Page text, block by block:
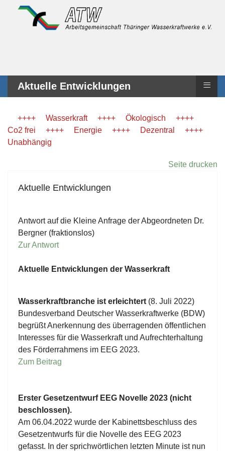
Aktuelle Entwicklungen ≡
++++ Wasserkraft ++++ Ökologisch ++++
Co2 frei ++++ Energie ++++ Dezentral ++++
Unabhängig
Seite drucken
Aktuelle Entwicklungen
Antwort auf die Kleine Anfrage der Abgeordneten Dr.
Bergner (fraktionslos)
Zur Antwort
Aktuelle Entwicklungen der Wasserkraft
Wasserkraftbranche ist erleichtert (8. Juli 2022)
Bundesverband Deutscher Wasserkraftwerke (BDW)
begrüßt Anerkennung des überragenden öffentlichen
Interesses für die Wasserkraft und Aufrechterhaltung
des Förderrahmens im EEG 2023.
Zum Beitrag
Erster Gesetzentwurf EEG Novelle 2023 (nicht
beschlossen).
Am 06.04.2022 wurde der Kabinettsbeschluss des
Gesetzentwurfs für die Novelle des EEG 2023
gefasst. In der sprichwörtlichen letzten Minute ist nun